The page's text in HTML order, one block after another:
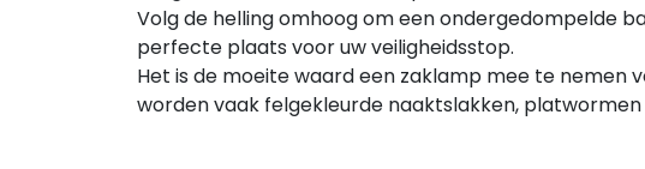
Volg de helling omhoog om een ondergedompelde
perfecte plaats voor uw veiligheidsstop.
Het is de moeite waard een zaklamp mee te nemen
worden vaak felgekleurde naaktslakken, platwormen